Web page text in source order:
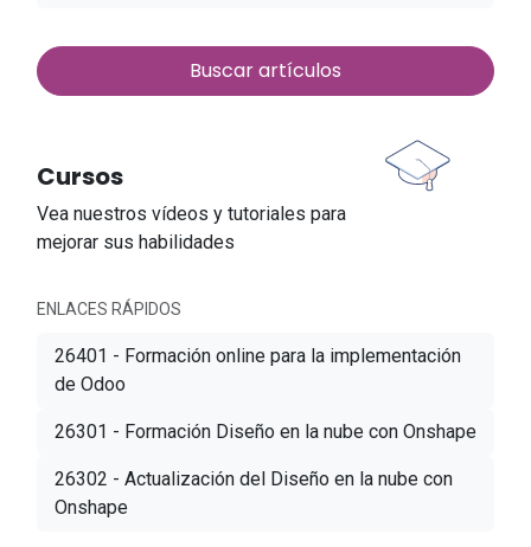
Buscar artículos
Cursos
Vea nuestros vídeos y tutoriales para
mejorar sus habilidades
ENLACES RÁPIDOS
26401 - Formación online para la implementación
de Odoo
26301 - Formación Diseño en la nube con Onshape
26302 - Actualización del Diseño en la nube con
Onshape